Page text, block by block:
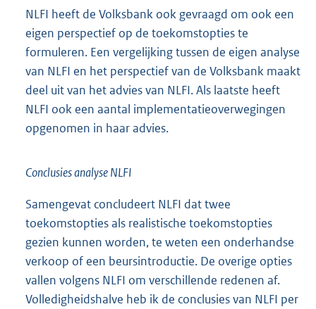
NLFI heeft de Volksbank ook gevraagd om ook een
eigen perspectief op de toekomstopties te
formuleren. Een vergelijking tussen de eigen analyse
van NLFI en het perspectief van de Volksbank maakt
deel uit van het advies van NLFI. Als laatste heeft
NLFI ook een aantal implementatieoverwegingen
opgenomen in haar advies.
Conclusies analyse NLFI
Samengevat concludeert NLFI dat twee
toekomstopties als realistische toekomstopties
gezien kunnen worden, te weten een onderhandse
verkoop of een beursintroductie. De overige opties
vallen volgens NLFI om verschillende redenen af.
Volledigheidshalve heb ik de conclusies van NLFI per